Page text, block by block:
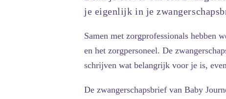
je eigenlijk in je
Samen met zorgprofessionals hebben
en het zorgpersoneel. De
schrijven wat belangrijk voor je is,
De zwangerschapsbrief van Baby